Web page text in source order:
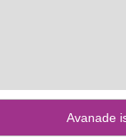
Avanade